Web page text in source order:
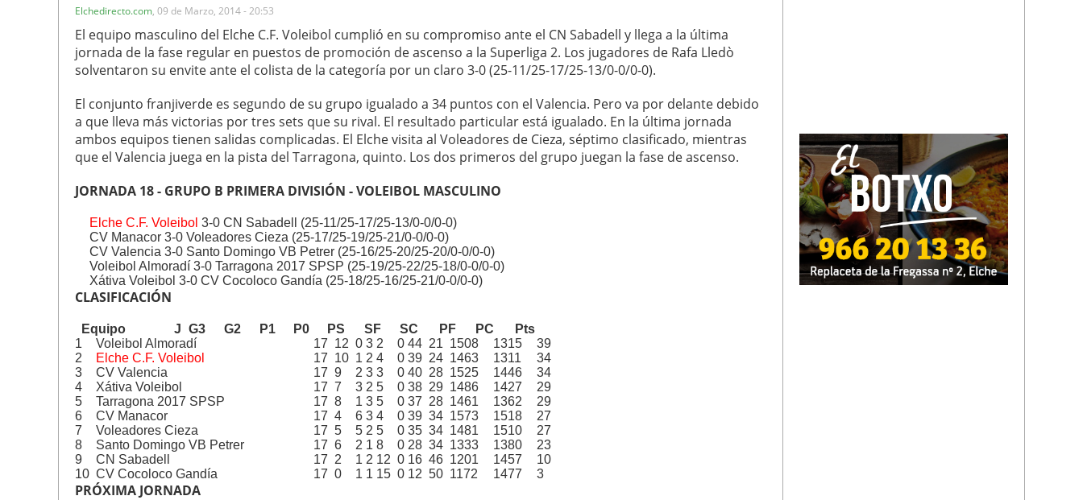
Elchedirecto.com, 09 de Marzo, 2014 - 20:53
El equipo masculino del Elche C.F. Voleibol cumplió en su compromiso ante el CN Sabadell y llega a la última
jornada de la fase regular en puestos de promoción de ascenso a la Superliga 2. Los jugadores de Rafa Lledò
solventaron su envite ante el colista de la categoría por un claro 3-0 (25-11/25-17/25-13/0-0/0-0).
El conjunto franjiverde es segundo de su grupo igualado a 34 puntos con el Valencia. Pero va por delante debido
a que lleva más victorias por tres sets que su rival. El resultado particular está igualado. En la última jornada
ambos equipos tienen salidas complicadas. El Elche visita al Voleadores de Cieza, séptimo clasificado, mientras
que el Valencia juega en la pista del Tarragona, quinto. Los dos primeros del grupo juegan la fase de ascenso.
JORNADA 18 - GRUPO B PRIMERA DIVISIÓN - VOLEIBOL MASCULINO
Elche C.F. Voleibol 3-0 CN Sabadell (25-11/25-17/25-13/0-0/0-0)
CV Manacor 3-0 Voleadores Cieza (25-17/25-19/25-21/0-0/0-0)
CV Valencia 3-0 Santo Domingo VB Petrer (25-16/25-20/25-20/0-0/0-0)
Voleibol Almoradí 3-0 Tarragona 2017 SPSP (25-19/25-22/25-18/0-0/0-0)
Xátiva Voleibol 3-0 CV Cocoloco Gandía (25-18/25-16/25-21/0-0/0-0)
CLASIFICACIÓN
Equipo J G3 G2 P1 P0 PS SF SC PF PC
Pts
1
Voleibol Almoradí 17 12 0 3 2 0 44 21 1508 1315
39
2
Elche C.F. Voleibol 17 10 1 2 4 0 39 24 1463 1311
34
3
CV Valencia 17 9 2 3 3 0 40 28 1525 1446
34
4
Xátiva Voleibol 17 7 3 2 5 0 38 29 1486 1427
29
5
Tarragona 2017 SPSP 17 8 1 3 5 0 37 28 1461 1362
29
6
CV Manacor 17 4 6 3 4 0 39 34 1573 1518
27
7
Voleadores Cieza 17 5 5 2 5 0 35 34 1481 1510
27
8
Santo Domingo VB Petrer 17 6 2 1 8 0 28 34 1333 1380
23
9
CN Sabadell 17 2 1 2 12 0 16 46 1201 1457
10
10 CV Cocoloco Gandía 17 0 1 1 15 0 12 50 1172 1477 3
PRÓXIMA JORNADA